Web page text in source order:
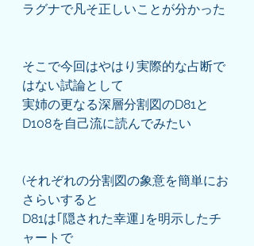
ラグナで凡そ正しいことが分かった
そこで今回はやはり実際的な占断で
はない試論として
実姉の更なる深層分割図のD81と
D108を自己流に読んでみたい
(それぞれの分割図の象意を簡単にお
さらいすると
D81は｢隠された幸運｣を明示したチ
ャートで